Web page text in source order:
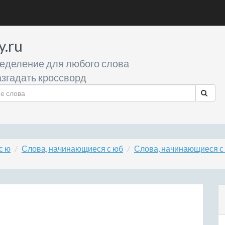
для любого слова
кроссворд
ю Слова, начинающиеся с юб Слова, начинающиеся